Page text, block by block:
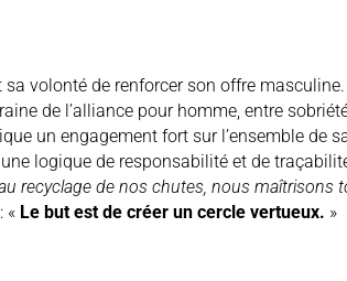
volonté de renforcer son offre
de l’alliance pour homme, entre
un engagement fort sur l’ensemble de
logique de responsabilité et de
recyclage de nos chutes, nous maîtrisons
« Le but est de créer un cercle vertueux. »